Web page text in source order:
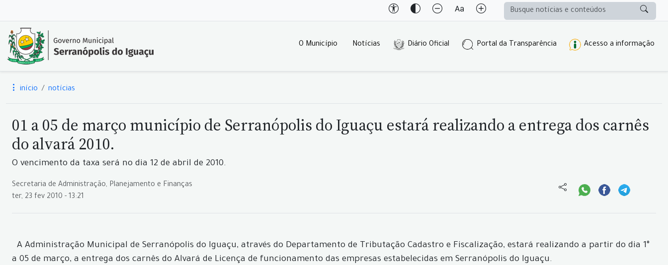
O Município Notícias Diário Oficial Portal da Transparência Acesso a informação
início notícias
01 a 05 de março município de Serranópolis do Iguaçu estará realizando a entrega dos carnês
do alvará 2010.
O vencimento da taxa será no dia 12 de abril de 2010.
Secretaria de Administração, Planejamento e Finanças
ter, 23 fev 2010 - 13:21
A Administração Municipal de Serranópolis do Iguaçu, através do Departamento de Tributação Cadastro e Fiscalização, estará realizando a partir do dia 1°
a 05 de março, a entrega dos carnês do Alvará de Licença de funcionamento das empresas estabelecidas em Serranópolis do Iguaçu.